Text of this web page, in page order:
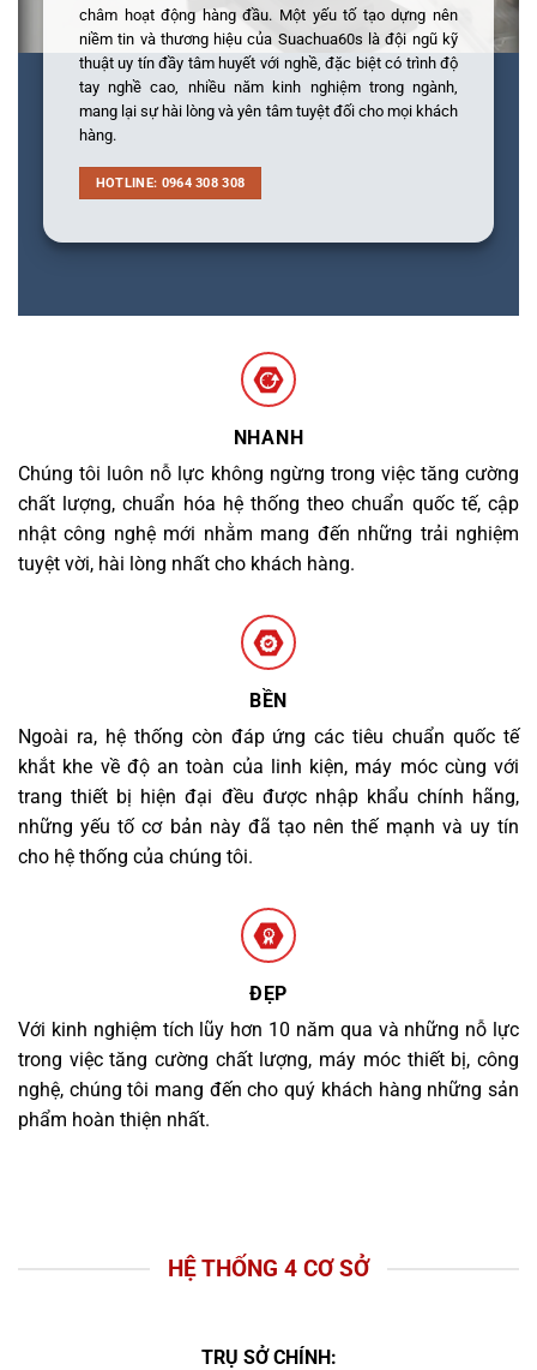
châm hoạt động hàng đầu. Một yếu tố tạo dựng nên
niềm tin và thương hiệu của Suachua60s là đội ngũ kỹ
thuật uy tín đầy tâm huyết với nghề, đặc biệt có trình độ
tay nghề cao, nhiều năm kinh nghiệm trong ngành,
mang lại sự hài lòng và yên tâm tuyệt đối cho mọi khách
hàng.
HOTLINE: 0964 308 308
NHANH
Chúng tôi luôn nỗ lực không ngừng trong việc tăng cường
chất lượng, chuẩn hóa hệ thống theo chuẩn quốc tế, cập
nhật công nghệ mới nhằm mang đến những trải nghiệm
tuyệt vời, hài lòng nhất cho khách hàng.
BỀN
Ngoài ra, hệ thống còn đáp ứng các tiêu chuẩn quốc tế
khắt khe về độ an toàn của linh kiện, máy móc cùng với
trang thiết bị hiện đại đều được nhập khẩu chính hãng,
những yếu tố cơ bản này đã tạo nên thế mạnh và uy tín
cho hệ thống của chúng tôi.
ĐẸP
Với kinh nghiệm tích lũy hơn 10 năm qua và những nỗ lực
trong việc tăng cường chất lượng, máy móc thiết bị, công
nghệ, chúng tôi mang đến cho quý khách hàng những sản
phẩm hoàn thiện nhất.
HỆ THỐNG 4 CƠ SỞ
TRỤ SỞ CHÍNH: